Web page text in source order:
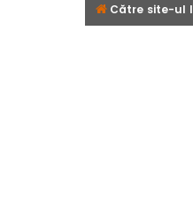
Către site-ul